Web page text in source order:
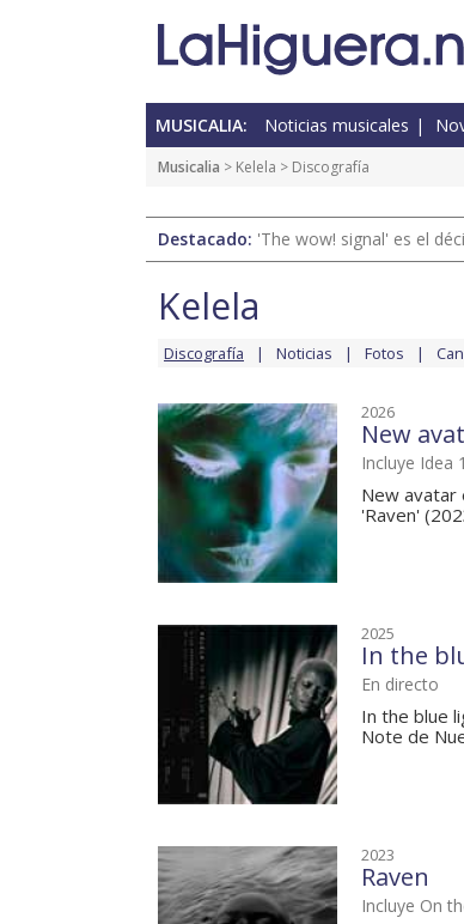
MUSICALIA: Noticias musicales
Musicalia > Kelela > Discografía
Destacado: 'The wow! signal' es el
Kelela
Discografía Noticias Fotos
2026
New
Incluye Idea
New avatar
'Raven'
2025
In the
En directo
In the blue
Note de
2023
Raven
Incluye On